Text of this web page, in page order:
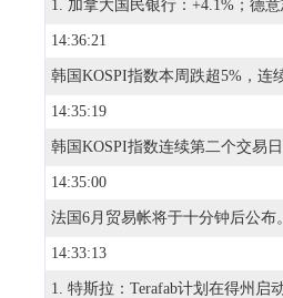
14:36:21
14:35:19
14:35:00
法国6月贸易帐将于十分钟后公布。
14:33:13